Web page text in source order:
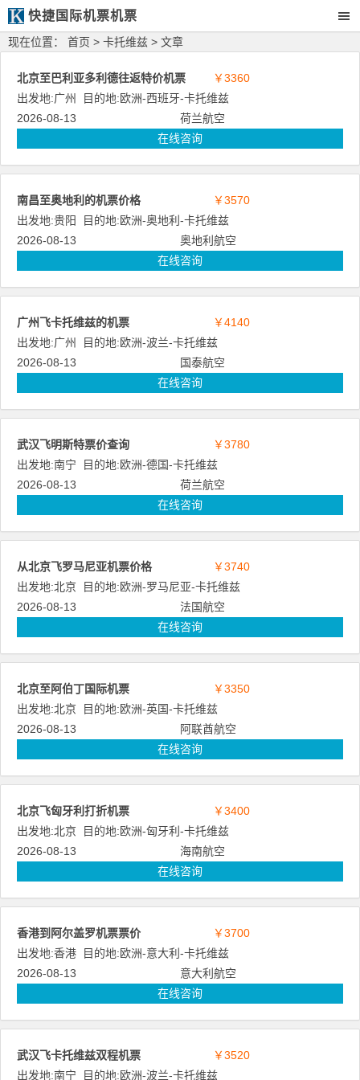
快捷国际机票机票
现在位置： 首页 > 卡托维兹 > 文章
北京至巴利亚多利德往返特价机票
￥3360
出发地:广州 目的地:欧洲-西班牙-卡托维兹
2026-08-13
荷兰航空
在线咨询
南昌至奥地利的机票价格
￥3570
出发地:贵阳 目的地:欧洲-奥地利 -卡托维兹
2026-08-13
奥地利航空
在线咨询
广州飞卡托维兹的机票
￥4140
出发地:广州 目的地:欧洲-波兰-卡托维兹
2026-08-13
国泰航空
在线咨询
武汉飞明斯特票价查询
￥3780
出发地:南宁 目的地:欧洲-德国-卡托维兹
2026-08-13
荷兰航空
在线咨询
从北京飞罗马尼亚机票价格
￥3740
出发地:北京 目的地:欧洲-罗马尼亚-卡托维兹
2026-08-13
法国航空
在线咨询
北京至阿伯丁国际机票
￥3350
出发地:北京 目的地:欧洲-英国-卡托维兹
2026-08-13
阿联酋航空
在线咨询
北京飞匈牙利打折机票
￥3400
出发地:北京 目的地:欧洲-匈牙利 -卡托维兹
2026-08-13
海南航空
在线咨询
香港到阿尔盖罗机票票价
￥3700
出发地:香港 目的地:欧洲-意大利 -卡托维兹
2026-08-13
意大利航空
在线咨询
武汉飞卡托维兹双程机票
￥3520
出发地:南宁 目的地:欧洲-波兰-卡托维兹